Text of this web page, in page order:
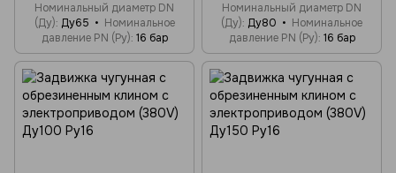
Номинальный диаметр DN
(Ду) Ду65
Номинальное
давление PN (Ру) 16 бар
Номинальный диаметр DN
(Ду) Ду80
Номинальное
давление PN (Ру) 16 бар